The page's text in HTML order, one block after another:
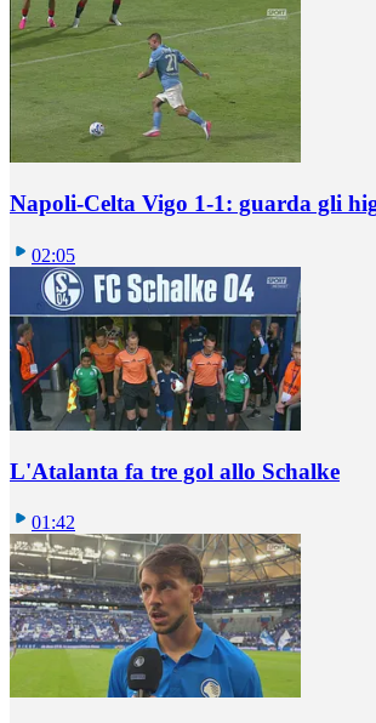
Napoli-Celta Vigo 1-1: guarda gli
02:05
L'Atalanta fa tre gol allo Schalke
01:42